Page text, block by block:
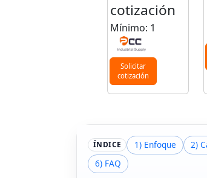
cotización
Mínimo: 1
Solicitar
cotización
ÍNDICE 1) Enfoque 2)
6) FAQ